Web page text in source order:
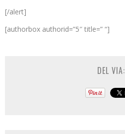
[/alert]
[authorbox authorid=”5″ title=” “]
DEL VIA: